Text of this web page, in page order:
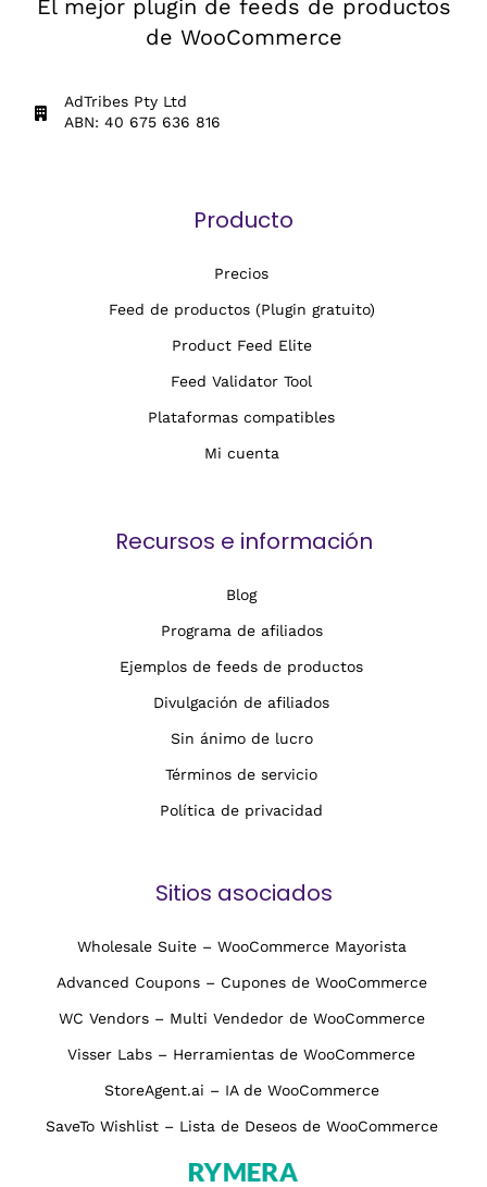
El mejor plugin de feeds de productos
de WooCommerce
AdTribes Pty Ltd
ABN: 40 675 636 816
Producto
Precios
Feed de productos (Plugin gratuito)
Product Feed Elite
Feed Validator Tool
Plataformas compatibles
Mi cuenta
Recursos e información
Blog
Programa de afiliados
Ejemplos de feeds de productos
Divulgación de afiliados
Sin ánimo de lucro
Términos de servicio
Política de privacidad
Sitios asociados
Wholesale Suite – WooCommerce Mayorista
Advanced Coupons – Cupones de WooCommerce
WC Vendors – Multi Vendedor de WooCommerce
Visser Labs – Herramientas de WooCommerce
StoreAgent.ai – IA de WooCommerce
SaveTo Wishlist – Lista de Deseos de WooCommerce